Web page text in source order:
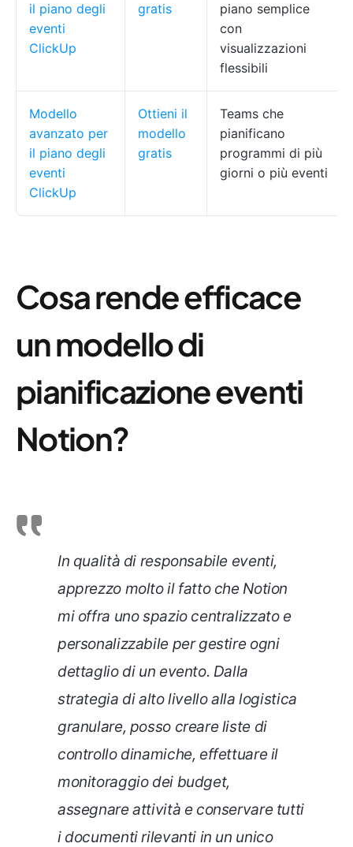
il piano degli
eventi
ClickUp
gratis
piano semplice
con
visualizzazioni
flessibili
Modello
avanzato per
il piano degli
eventi
ClickUp
Ottieni il
modello
gratis
Teams che
pianificano
programmi di più
giorni o più eventi
Cosa rende efficace
un modello di
pianificazione eventi
Notion?
In qualità di responsabile eventi,
apprezzo molto il fatto che Notion
mi offra uno spazio centralizzato e
personalizzabile per gestire ogni
dettaglio di un evento. Dalla
strategia di alto livello alla logistica
granulare, posso creare liste di
controllo dinamiche, effettuare il
monitoraggio dei budget,
assegnare attività e conservare tutti
i documenti rilevanti in un unico